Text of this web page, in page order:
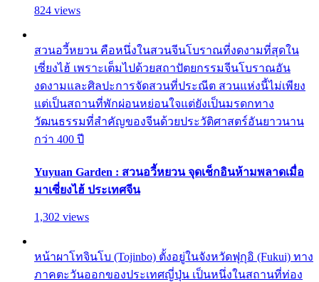
824 views
สวนอวี้หยวน คือหนึ่งในสวนจีนโบราณที่งดงามที่สุดใน
เซี่ยงไฮ้ เพราะเต็มไปด้วยสถาปัตยกรรมจีนโบราณอัน
งดงามและศิลปะการจัดสวนที่ประณีต สวนแห่งนี้ไม่เพียง
แต่เป็นสถานที่พักผ่อนหย่อนใจแต่ยังเป็นมรดกทาง
วัฒนธรรมที่สำคัญของจีนด้วยประวัติศาสตร์อันยาวนาน
กว่า 400 ปี
Yuyuan Garden : สวนอวี้หยวน จุดเช็กอินห้ามพลาดเมื่อ
มาเซี่ยงไฮ้ ประเทศจีน
1,302 views
หน้าผาโทจินโบ (Tojinbo) ตั้งอยู่ในจังหวัดฟุกุอิ (Fukui) ทาง
ภาคตะวันออกของประเทศญี่ปุ่น เป็นหนึ่งในสถานที่ท่อง